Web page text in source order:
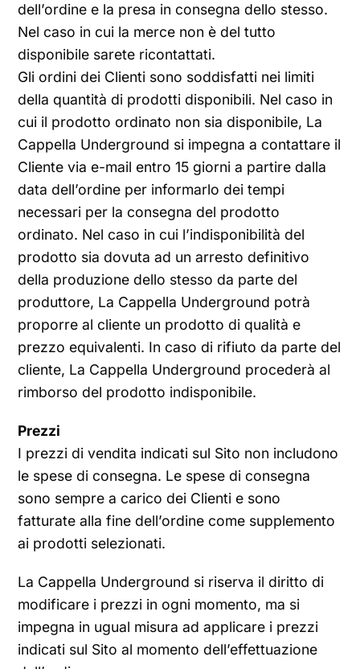
dell’ordine e la presa in consegna dello stesso.
Nel caso in cui la merce non è del tutto
disponibile sarete ricontattati.
Gli ordini dei Clienti sono soddisfatti nei limiti
della quantità di prodotti disponibili. Nel caso in
cui il prodotto ordinato non sia disponibile, La
Cappella Underground si impegna a contattare il
Cliente via e-mail entro 15 giorni a partire dalla
data dell’ordine per informarlo dei tempi
necessari per la consegna del prodotto
ordinato. Nel caso in cui l’indisponibilità del
prodotto sia dovuta ad un arresto definitivo
della produzione dello stesso da parte del
produttore, La Cappella Underground potrà
proporre al cliente un prodotto di qualità e
prezzo equivalenti. In caso di rifiuto da parte del
cliente, La Cappella Underground procederà al
rimborso del prodotto indisponibile.
Prezzi
I prezzi di vendita indicati sul Sito non includono
le spese di consegna. Le spese di consegna
sono sempre a carico dei Clienti e sono
fatturate alla fine dell’ordine come supplemento
ai prodotti selezionati.
La Cappella Underground si riserva il diritto di
modificare i prezzi in ogni momento, ma si
impegna in ugual misura ad applicare i prezzi
indicati sul Sito al momento dell’effettuazione